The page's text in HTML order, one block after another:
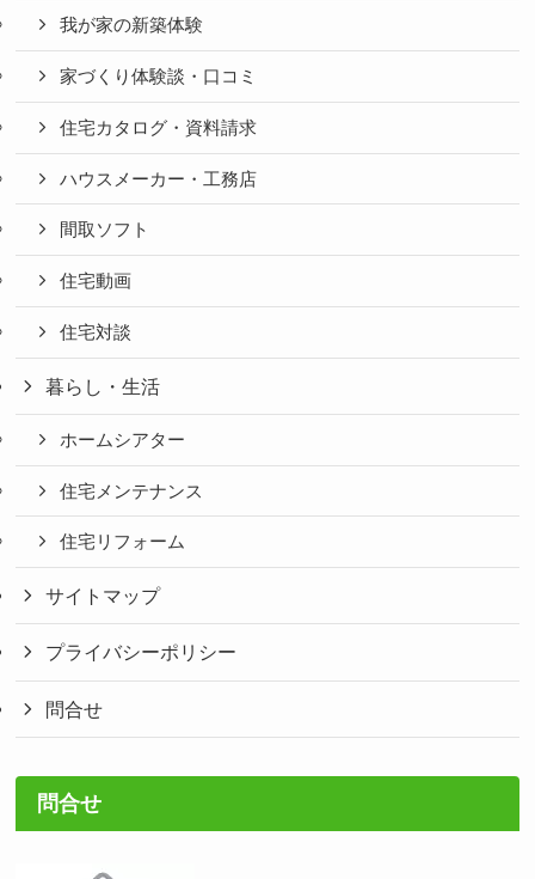
我が家の新築体験
家づくり体験談・口コミ
住宅カタログ・資料請求
ハウスメーカー・工務店
間取ソフト
住宅動画
住宅対談
暮らし・生活
ホームシアター
住宅メンテナンス
住宅リフォーム
サイトマップ
プライバシーポリシー
問合せ
問合せ